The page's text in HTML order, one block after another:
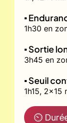
▪️
1h30 en
▪️ Sortie
3h45 en
▪️ Seuil
1h15, 2x15
⏲